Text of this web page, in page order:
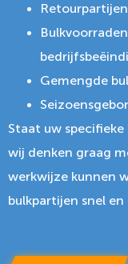
Gemengde
Staat uw specifieke
wij denken graag
werkwijze kunnen
bulkpartijen snel